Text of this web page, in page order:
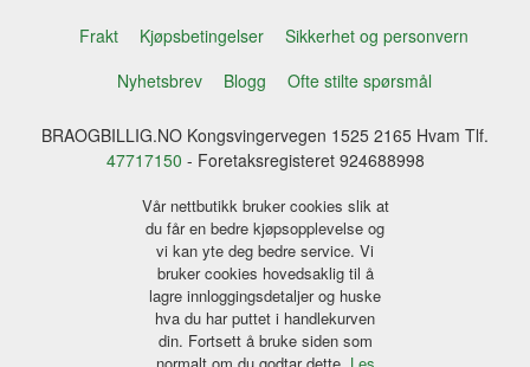
Frakt Kjøpsbetingelser
Sikkerhet og personvern
Nyhetsbrev
Blogg Ofte stilte spørsmål
BRAOGBILLIG.NO Kongsvingervegen 1525 2165 Hvam Tlf.
47717150 - Foretaksregisteret 924688998
Vår nettbutikk bruker cookies slik at
du får en bedre kjøpsopplevelse og
vi kan yte deg bedre service. Vi
bruker cookies hovedsaklig til å
lagre innloggingsdetaljer og huske
hva du har puttet i handlekurven
din. Fortsett å bruke siden som
normalt om du godtar dette. Les